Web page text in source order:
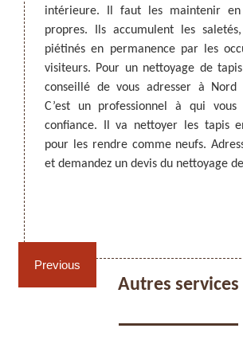
ARTISAN DEZITTER,
CANNAGE -
Rempaillage fauteuil,
chaises et sièges 59
et
Previous
en
vous
qui
Pour
il
ses
le
intérieure. Il faut les maintenir
propres. Ils accumulent les
piétinés en permanence par les
visiteurs. Pour un nettoyage de
conseillé de vous adresser à Nord
C’est un professionnel à qui vous
confiance. Il va nettoyer les tapis
pour les rendre comme neufs.
et demandez un devis du nettoyage
Autres services